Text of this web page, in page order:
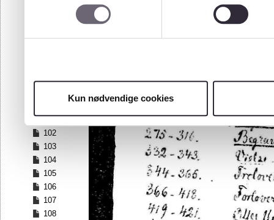
Kun nødvendige cookies
95
98
101
102
103
104
105
106
107
108